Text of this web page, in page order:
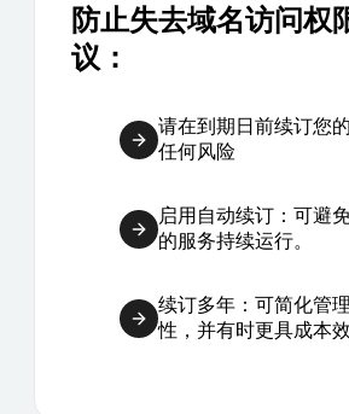
防止失去域名访问权
议：
请在到期日前续订您
任何风险
启用自动续订：可避
的服务持续运行。
续订多年：可简化管
性，并有时更具成本效